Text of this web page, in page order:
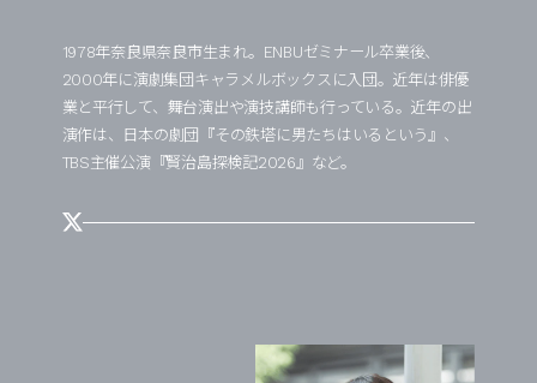
1978年奈良県奈良市生まれ。ENBUゼミナール卒業後、
2000年に演劇集団キャラメルボックスに入団。近年は俳優
業と平行して、舞台演出や演技講師も行っている。近年の出
演作は、日本の劇団『その鉄塔に男たちはいるという』、
TBS主催公演『賢治島探検記2026』など。